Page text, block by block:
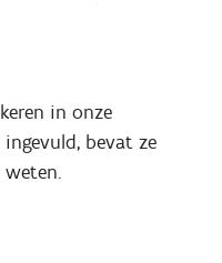
in onze
bevat ze